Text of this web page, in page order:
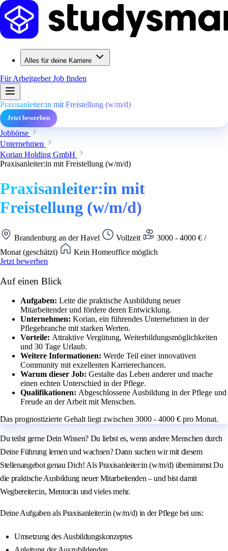
Alles für deine Karriere
Für ArbeitgeberJob finden
Praxisanleiter:in mit Freistellung (w/m/d)
Jetzt bewerben
Jobbörse
Unternehmen
Korian Holding GmbH
Praxisanleiter:in mit Freistellung (w/m/d)
Praxisanleiter:in mit
Freistellung (w/m/d)
Brandenburg an der Havel Vollzeit
3000 - 4000 € /
Monat (geschätzt)
Kein Homeoffice möglich
Jetzt bewerben
Auf einen Blick
Aufgaben: Leite die praktische Ausbildung neuer
Mitarbeitender und fördere deren Entwicklung.
Unternehmen: Korian, ein führendes Unternehmen in der
Pflegebranche mit starken Werten.
Vorteile: Attraktive Vergütung, Weiterbildungsmöglichkeiten
und 30 Tage Urlaub.
Weitere Informationen: Werde Teil einer innovativen
Community mit exzellenten Karrierechancen.
Warum dieser Job: Gestalte das Leben anderer und mache
einen echten Unterschied in der Pflege.
Qualifikationen: Abgeschlossene Ausbildung in der Pflege und
Freude an der Arbeit mit Menschen.
Das prognostizierte Gehalt liegt zwischen 3000 - 4000 € pro Monat.
Du teilst gerne Dein Wissen? Du liebst es, wenn andere Menschen durch
Deine Führung lernen und wachsen? Dann suchen wir mit diesem
Stellenangebot genau Dich! Als Praxisanleiter:in (w/m/d) übernimmst Du
die praktische Ausbildung neuer Mitarbeitenden – und bist damit
Wegbereiter:in, Mentor:in und vieles mehr.
Deine Aufgaben als Praxisanleiter:in (w/m/d) in der Pflege bei uns:
Umsetzung des Ausbildungskonzeptes